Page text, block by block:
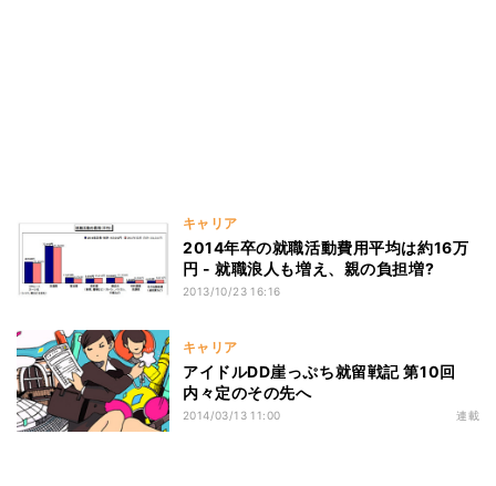
キャリア
2014年卒の就職活動費用平均は約16万
円 - 就職浪人も増え、親の負担増?
2013/10/23 16:16
キャリア
アイドルDD崖っぷち就留戦記 第10回
内々定のその先へ
2014/03/13 11:00 連載